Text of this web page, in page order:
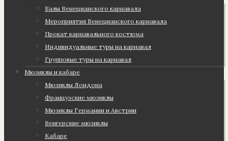
Балы Венецианского карнавала
Мероприятия Венецианского карнавала
Прокат карнавального костюма
Индивидуальные туры на карнавал
Групповые туры на карнавал
Мюзиклы и кабаре
Мюзиклы Лондона
Французские мюзиклы
Мюзиклы Германии и Австрии
Венгерские мюзиклы
Кабаре